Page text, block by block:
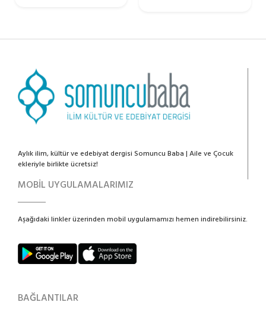
Aylık ilim, kültür ve edebiyat dergisi Somuncu Baba | Aile ve Çocuk
ekleriyle birlikte ücretsiz!
MOBİL UYGULAMALARIMIZ
Aşağıdaki linkler üzerinden mobil uygulamamızı hemen indirebilirsiniz.
BAĞLANTILAR